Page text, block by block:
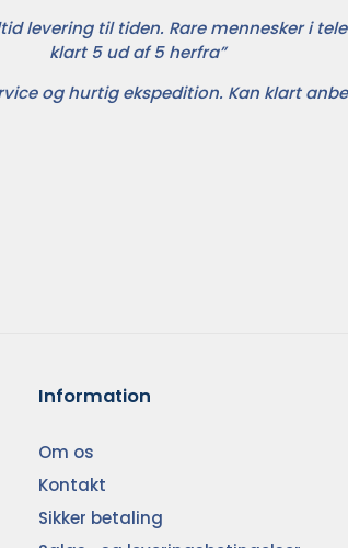
levering til tiden. Rare mennesker i
klart 5 ud af 5 herfra”
og hurtig ekspedition. Kan klart
Information
Om os
Kontakt
Sikker betaling